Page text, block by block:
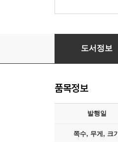
짧은 소설 쓰는 법
도서정보
품목정보
발행일
쪽수, 무게, 크기